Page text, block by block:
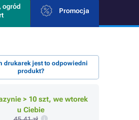
ogród
Promocja
drukarek jest to odpowiedni
produkt?
> 10 szt, we wtorek
u Ciebie